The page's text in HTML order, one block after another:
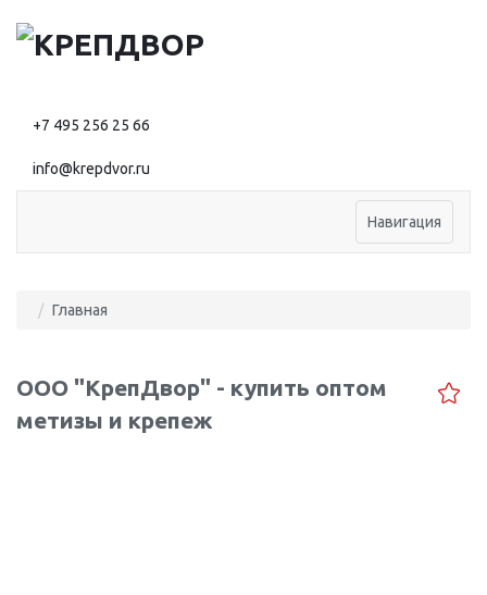
+7 495 256 25 66
info@krepdvor.ru
Навигация
Главная
ООО "КрепДвор" - купить оптом
метизы и крепеж